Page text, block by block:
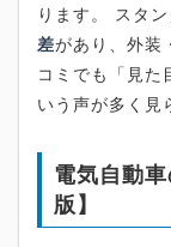
ります。 スタ
差があり、外装
コミでも「見た
いう声が多く見
電気自動
版】